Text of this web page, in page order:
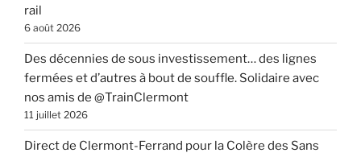
rail
6 août 2026
Des décennies de sous investissement… des lignes
fermées et d’autres à bout de souffle. Solidaire avec
nos amis de @TrainClermont
11 juillet 2026
Direct de Clermont-Ferrand pour la Colère des Sans